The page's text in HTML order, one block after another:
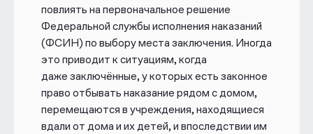
повлиять на первоначальное решение
Федеральной службы исполнения наказаний
(ФСИН) по выбору места заключения. Иногда
это приводит к ситуациям, когда
даже заключённые, у которых есть законное
право отбывать наказание рядом с домом,
перемещаются в учреждения, находящиеся
вдали от дома и их детей, и впоследствии им